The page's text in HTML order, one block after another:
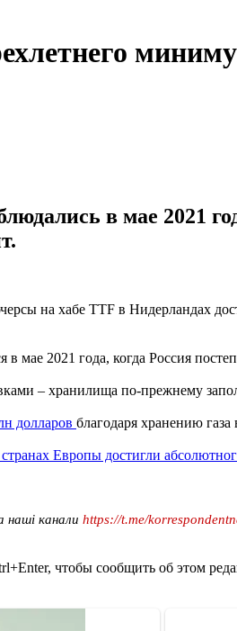
в мае 2021
на хабе TTF в Нидерландах
мае 2021 года, когда Россия
– хранилища по-прежнему
долларов благодаря хранению
Европы достигли
наші канали https://t.me/
чтобы сообщить об этом